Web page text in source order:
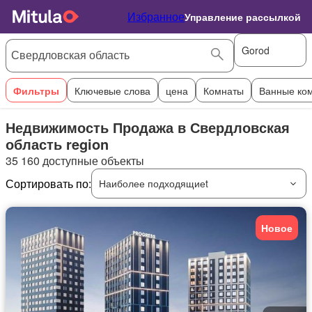
ИзбранноеУправление рассылкой
Gorod
Фильтры Ключевые слова цена Комнаты Ванные
Недвижимость Продажа в Свердловская
область region
35 160 доступные объекты
Сортировать по:
Наиболее подходящиеt
Новое